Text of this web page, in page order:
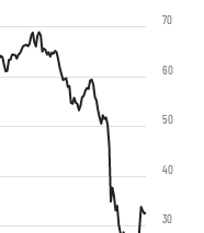
30
40
50
60
70